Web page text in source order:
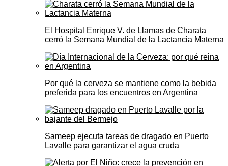
El Hospital Enrique V. de Llamas de Charata
cerró la Semana Mundial de la Lactancia Materna
Por qué la cerveza se mantiene como la bebida
preferida para los encuentros en Argentina
Sameep ejecuta tareas de dragado en Puerto
Lavalle para garantizar el agua cruda